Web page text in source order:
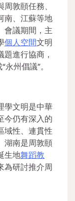
敦頤任務、
南、江蘇等地
會議期間，主
個人空間文明
題進行協商，
州倡議”。
學文明是中華
今仍有深入的
域性、連貫性
湖南是周敦頤
生地舞蹈教
為研討推介周